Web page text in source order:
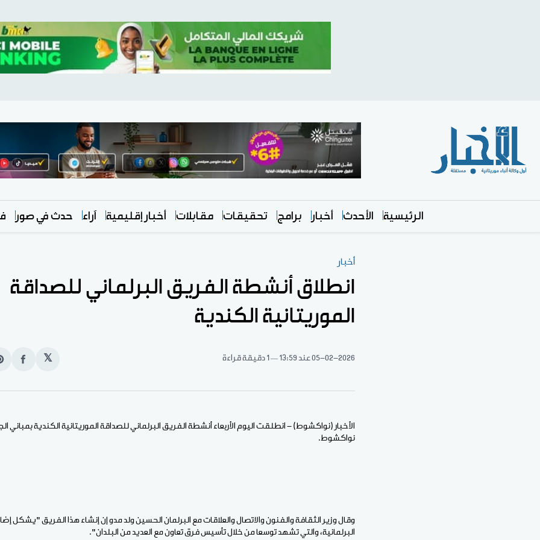
الرئيسية الأحدث أخبار برامج تحقيقات مقابلات أخبار إقليمية آراء حدث في صور
أخبار
انطلاق أنشطة الفريق البرلماني للصداقة
الموريتانية الكندية
05-02-2026عند 13:59 1 دقيقة قراءة 𝕏
انشر
الأخبار (نواكشوط) - انطلقت اليوم الأربعاء أنشطة الفريق البرلماني للصداقة الموريتانية الكندية بمباني
نواكشوط.
وقال وزير الثقافة والفنون والاتصال والعلاقات مع البرلمان الحسين ولد مدو إن إنشاء هذا الفريق "يشكل
البرلمانية، والتي تشهد توسعا من خلال تأسيس فرق تعاون مع العديد من البلدان".